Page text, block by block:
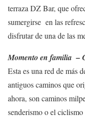
terraza DZ Bar, que
sumergirse en las
disfrutar de una de las
Momento en familia –
Esta es una red de más
antiguos caminos que
ahora, son caminos
senderismo o el